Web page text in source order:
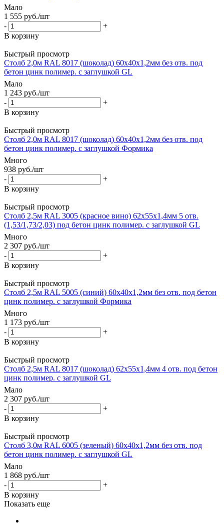
Мало
1 555 руб./шт
-
+
В корзину
Быстрый просмотр
Столб 2,0м RAL 8017 (шоколад) 60х40х1,2мм без отв. под
бетон цинк полимер. с заглушкой GL
Мало
1 243 руб./шт
-
+
В корзину
Быстрый просмотр
Столб 2,0м RAL 8017 (шоколад) 60х40х1,2мм без отв. под
бетон цинк полимер. с заглушкой Формика
Много
938 руб./шт
-
+
В корзину
Быстрый просмотр
Столб 2,5м RAL 3005 (красное вино) 62х55х1,4мм 5 отв.
(1,53/1,73/2,03) под бетон цинк полимер. с заглушкой GL
Много
2 307 руб./шт
-
+
В корзину
Быстрый просмотр
Столб 2,5м RAL 5005 (синий) 60х40х1,2мм без отв. под бетон
цинк полимер. с заглушкой Формика
Много
1 173 руб./шт
-
+
В корзину
Быстрый просмотр
Столб 2,5м RAL 8017 (шоколад) 62х55х1,4мм 4 отв. под бетон
цинк полимер. с заглушкой GL
Мало
2 307 руб./шт
-
+
В корзину
Быстрый просмотр
Столб 3,0м RAL 6005 (зеленый) 60х40х1,2мм без отв. под
бетон цинк полимер. с заглушкой GL
Мало
1 868 руб./шт
-
+
В корзину
Показать еще